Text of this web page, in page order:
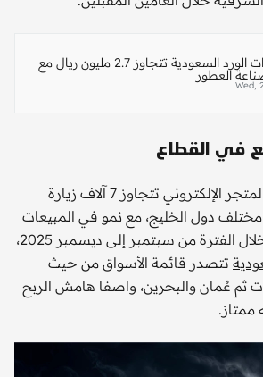
صادرات الورد السعودية تتجاوز 2.7 مليون ريال مع
العطور
Wed,
في القطاع
وأشار إلى أن زيارات المتجر الإلكتروني تتجاوز 7 آلاف زيارة
دول الخليج، مع نمو في المبيعات
يتراوح بين 5% و8% خلال الفترة من سبتمبر إلى ديسمبر 2025،
تتصدر قائمة الأسواق من حيث
ثم عُمان والبحرين، واصفا هامش الربح
ممتاز.